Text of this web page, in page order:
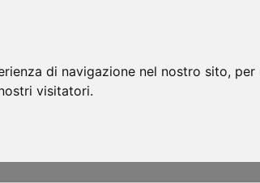
di navigazione nel nostro sito,
visitatori.